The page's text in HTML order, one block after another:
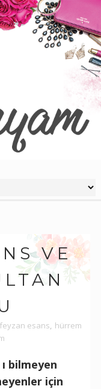
VE
feyzan esans, hürrem
bilmeyen
için